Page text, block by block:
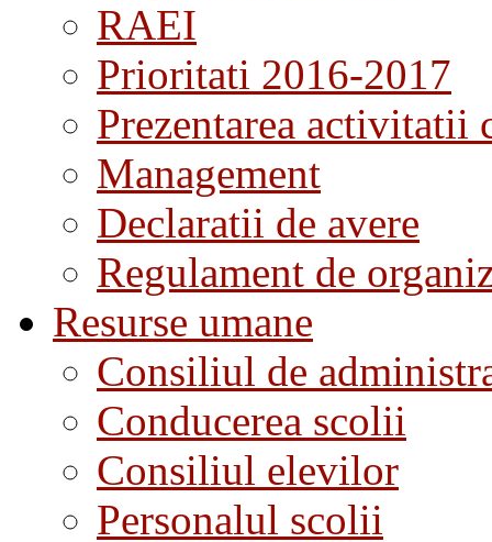
RAEI
Prioritati 2016-2017
Prezentarea activitatii
Management
Declaratii de avere
Regulament de
Resurse umane
Consiliul de
Conducerea scolii
Consiliul elevilor
Personalul scolii